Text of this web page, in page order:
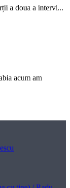
a doua a intervi...
acum am